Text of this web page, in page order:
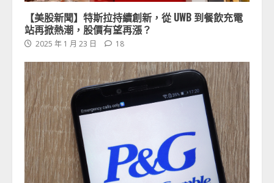
【美股新聞】特斯拉持續創新，從 UWB 到餐飲充電
站再掀熱潮，股價有望再漲？
2025 年 1 月 23 日 18